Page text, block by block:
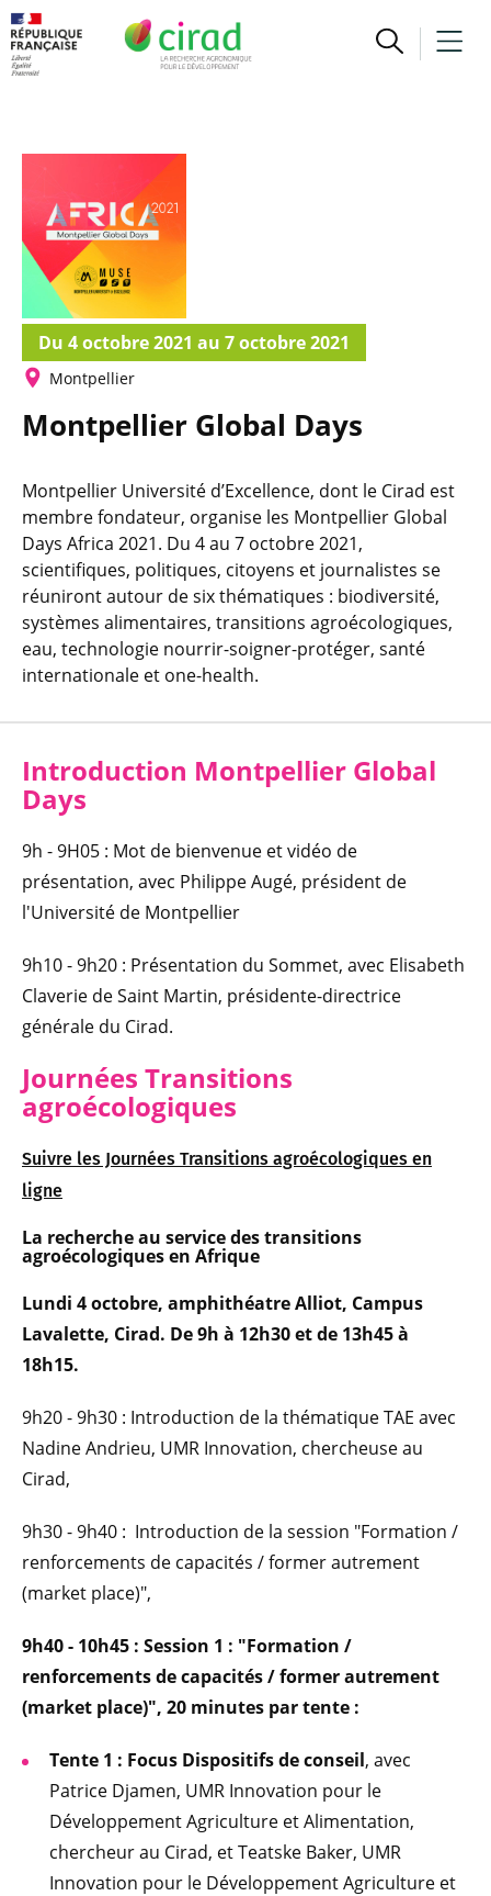
Du 4 octobre 2021 au 7 octobre 2021
Montpellier
Montpellier Global Days
Montpellier Université d’Excellence, dont le Cirad est
membre fondateur, organise les Montpellier Global
Days Africa 2021. Du 4 au 7 octobre 2021,
scientifiques, politiques, citoyens et journalistes se
réuniront autour de six thématiques : biodiversité,
systèmes alimentaires, transitions agroécologiques,
eau, technologie nourrir-soigner-protéger, santé
internationale et one-health.
Introduction Montpellier Global
Days
9h - 9H05 : Mot de bienvenue et vidéo de
présentation, avec Philippe Augé, président de
l'Université de Montpellier
9h10 - 9h20 : Présentation du Sommet, avec Elisabeth
Claverie de Saint Martin, présidente-directrice
générale du Cirad.
Journées Transitions
agroécologiques
Suivre les Journées Transitions agroécologiques en
ligne
La recherche au service des transitions
agroécologiques en Afrique
Lundi 4 octobre, amphithéatre Alliot, Campus
Lavalette, Cirad. De 9h à 12h30 et de 13h45 à
18h15.
9h20 - 9h30 : Introduction de la thématique TAE avec
Nadine Andrieu, UMR Innovation, chercheuse au
Cirad,
9h30 - 9h40 : Introduction de la session "Formation /
renforcements de capacités / former autrement
(market place)",
9h40 - 10h45 : Session 1 : "Formation /
renforcements de capacités / former autrement
(market place)", 20 minutes par tente :
Tente 1 : Focus Dispositifs de conseil, avec
Patrice Djamen, UMR Innovation pour le
Développement Agriculture et Alimentation,
chercheur au Cirad, et Teatske Baker, UMR
Innovation pour le Développement Agriculture et